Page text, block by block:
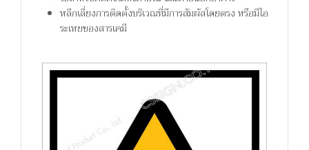
หลีกเลี่ยงการติดตั้งบริเวณที่มีการสัมผัสโดยตรง หรือมีไอ
ระเหยของสารเคมี